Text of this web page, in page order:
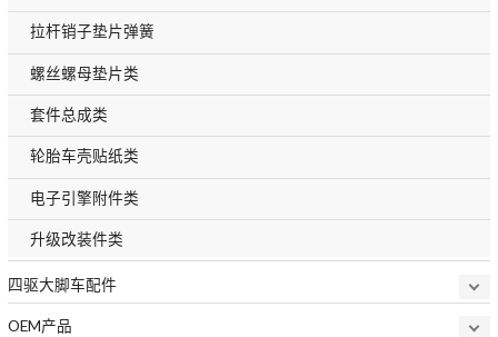
拉杆销子垫片弹簧
螺丝螺母垫片类
套件总成类
轮胎车壳贴纸类
电子引擎附件类
升级改装件类
四驱大脚车配件
OEM产品